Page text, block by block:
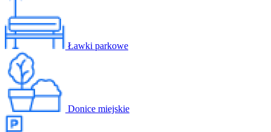
Ławki parkowe
Donice miejskie